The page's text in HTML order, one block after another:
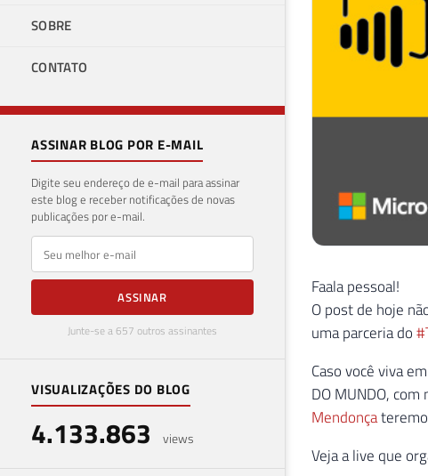
SOBRE
CONTATO
ASSINAR BLOG POR E-MAIL
Digite seu endereço de e-mail para assinar
este blog e receber notificações de novas
publicações por e-mail.
E-mail
ASSINAR
Junte-se a 657 outros assinantes
VISUALIZAÇÕES DO BLOG
4.133.863 views
Faala pessoal!
O post de hoje
uma parceria do
Caso você viva
DO MUNDO,
Mendonça
Veja a live que